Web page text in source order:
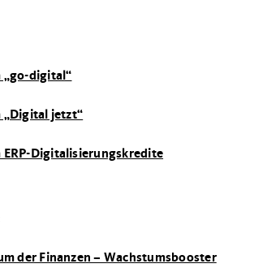
„go-digital“
„Digital jetzt“
Digitalisierungskredite
der Finanzen – Wachstumsbooster